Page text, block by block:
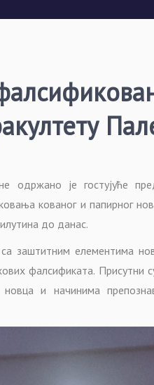
је гостујуће
кованог и папирног
до данас.
заштитним елементима
фалсификата. Присутни
и начинима